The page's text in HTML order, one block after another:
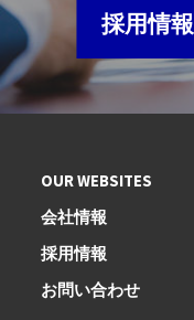
採用情報
OUR WEBSITES
会社情報
採用情報
お問い合わせ